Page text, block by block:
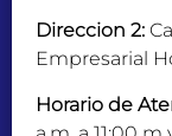
Direccion 2:
Empresarial
Horario de